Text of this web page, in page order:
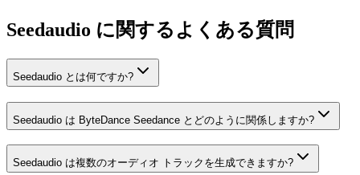
Seedaudio に関するよくある質問
Seedaudio とは何ですか?
Seedaudio は ByteDance Seedance とどのように関係しますか?
Seedaudio は複数のオーディオ トラックを生成できますか?